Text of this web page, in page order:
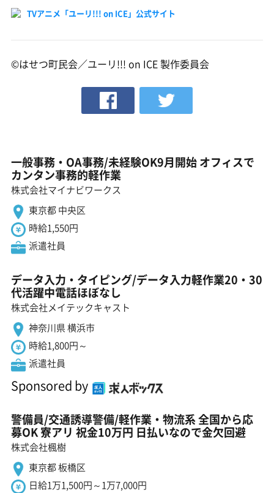
TVアニメ「ユーリ!!! on ICE」公式サイト
©はせつ町民会／ユーリ!!! on ICE 製作委員会
一般事務・OA事務/未経験OK9月開始 オフィスで
カンタン事務的軽作業
株式会社マイナビワークス
東京都 中央区
時給1,550円
派遣社員
データ入力・タイピング/データ入力軽作業20・30
代活躍中電話ほぼなし
株式会社メイテックキャスト
神奈川県 横浜市
時給1,800円～
派遣社員
Sponsored by
警備員/交通誘導警備/軽作業・物流系 全国から応
募OK 寮アリ 祝金10万円 日払いなので金欠回避
株式会社楓樹
東京都 板橋区
日給1万1,500円～1万7,000円